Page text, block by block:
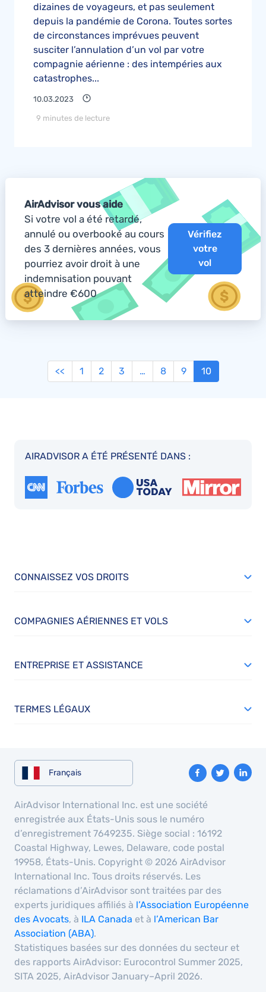
dizaines de voyageurs, et pas seulement
depuis la pandémie de Corona. Toutes sortes
de circonstances imprévues peuvent
susciter l’annulation d’un vol par votre
compagnie aérienne : des intempéries aux
catastrophes...
10.03.2023
9 minutes de lecture
AirAdvisor vous aide
Si votre vol a été retardé,
annulé ou overbooké au cours
des 3 dernières années, vous
pourriez avoir droit à une
indemnisation pouvant
atteindre €600
Vérifiez
votre
vol
<< 1 2 3 … 8 9 10
AIRADVISOR A ÉTÉ PRÉSENTÉ DANS :
CONNAISSEZ VOS DROITS
COMPAGNIES AÉRIENNES ET VOLS
ENTREPRISE ET ASSISTANCE
TERMES LÉGAUX
Français
AirAdvisor International Inc. est une société
enregistrée aux États-Unis sous le numéro
d’enregistrement 7649235. Siège social : 16192
Coastal Highway, Lewes, Delaware, code postal
19958, États-Unis. Copyright © 2026 AirAdvisor
International Inc. Tous droits réservés. Les
réclamations d’AirAdvisor sont traitées par des
experts juridiques affiliés à l’Association Européenne
des Avocats, à ILA Canada et à l’American Bar
Association (ABA).
Statistiques basées sur des données du secteur et
des rapports AirAdvisor: Eurocontrol Summer 2025,
SITA 2025, AirAdvisor January–April 2026.